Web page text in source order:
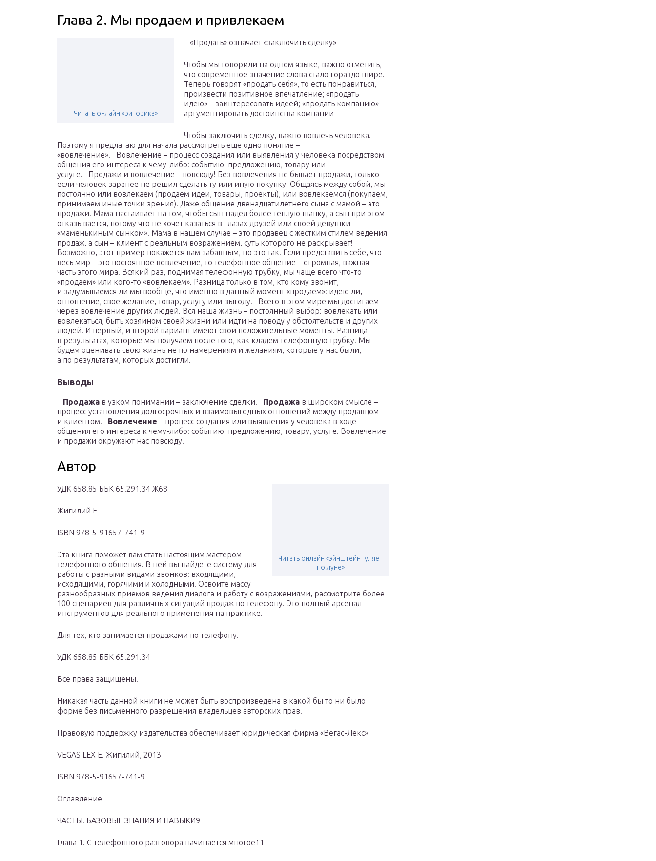
Глава 2. Мы продаем и привлекаем
Читать онлайн «риторика»
«Продать» означает «заключить сделку»
Чтобы мы говорили на одном языке, важно отметить,
что современное значение слова стало гораздо шире.
Теперь говорят «продать себя», то есть понравиться,
произвести позитивное впечатление; «продать
идею» – заинтересовать идеей; «продать компанию» –
аргументировать достоинства компании
Чтобы заключить сделку, важно вовлечь человека.
Поэтому я предлагаю для начала рассмотреть еще одно понятие –
«вовлечение». Вовлечение – процесс создания или выявления у человека посредством
общения его интереса к чему-либо: событию, предложению, товару или
услуге. Продажи и вовлечение – повсюду! Без вовлечения не бывает продажи, только
если человек заранее не решил сделать ту или иную покупку. Общаясь между собой, мы
постоянно или вовлекаем (продаем идеи, товары, проекты), или вовлекаемся (покупаем,
принимаем иные точки зрения). Даже общение двенадцатилетнего сына с мамой – это
продажи! Мама настаивает на том, чтобы сын надел более теплую шапку, а сын при этом
отказывается, потому что не хочет казаться в глазах друзей или своей девушки
«маменькиным сынком». Мама в нашем случае – это продавец с жестким стилем ведения
продаж, а сын – клиент с реальным возражением, суть которого не раскрывает!
Возможно, этот пример покажется вам забавным, но это так. Если представить себе, что
весь мир – это постоянное вовлечение, то телефонное общение – огромная, важная
часть этого мира! Всякий раз, поднимая телефонную трубку, мы чаще всего что-то
«продаем» или кого-то «вовлекаем». Разница только в том, кто кому звонит,
и задумываемся ли мы вообще, что именно в данный момент «продаем»: идею ли,
отношение, свое желание, товар, услугу или выгоду. Всего в этом мире мы достигаем
через вовлечение других людей. Вся наша жизнь – постоянный выбор: вовлекать или
вовлекаться, быть хозяином своей жизни или идти на поводу у обстоятельств и других
людей. И первый, и второй вариант имеют свои положительные моменты. Разница
в результатах, которые мы получаем после того, как кладем телефонную трубку. Мы
будем оценивать свою жизнь не по намерениям и желаниям, которые у нас были,
а по результатам, которых достигли.
Выводы
Продажа в узком понимании – заключение сделки. Продажа в широком смысле –
процесс установления долгосрочных и взаимовыгодных отношений между продавцом
и клиентом. Вовлечение – процесс создания или выявления у человека в ходе
общения его интереса к чему-либо: событию, предложению, товару, услуге. Вовлечение
и продажи окружают нас повсюду.
Автор
Читать онлайн «эйнштейн гуляет
по луне»
УДК 658.85 ББК 65.291.34 Ж68
Жигилий Е.
ISBN 978-5-91657-741-9
Эта книга поможет вам стать настоящим мастером
телефонного общения. В ней вы найдете систему для
работы с разными видами звонков: входящими,
исходящими, горячими и холодными. Освоите массу
разнообразных приемов ведения диалога и работу с возражениями, рассмотрите более
100 сценариев для различных ситуаций продаж по телефону. Это полный арсенал
инструментов для реального применения на практике.
Для тех, кто занимается продажами по телефону.
УДК 658.85 ББК 65.291.34
Все права защищены.
Никакая часть данной книги не может быть воспроизведена в какой бы то ни было
форме без письменного разрешения владельцев авторских прав.
Правовую поддержку издательства обеспечивает юридическая фирма «Вегас-Лекс»
VEGAS LEX Е. Жигилий, 2013
ISBN 978-5-91657-741-9
Оглавление
ЧАСТЫ. БАЗОВЫЕ ЗНАНИЯ И НАВЫКИ9
Глава 1. С телефонного разговора начинается многое11